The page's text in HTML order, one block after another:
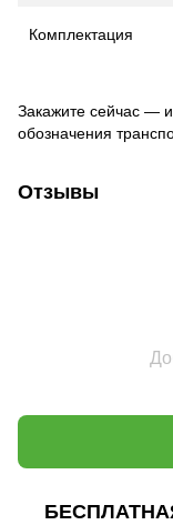
Комплектация
Закажите сейчас —
обозначения
Отзывы